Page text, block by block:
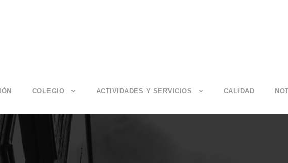
COLEGIO ACTIVIDADES Y SERVICIOS CALIDAD